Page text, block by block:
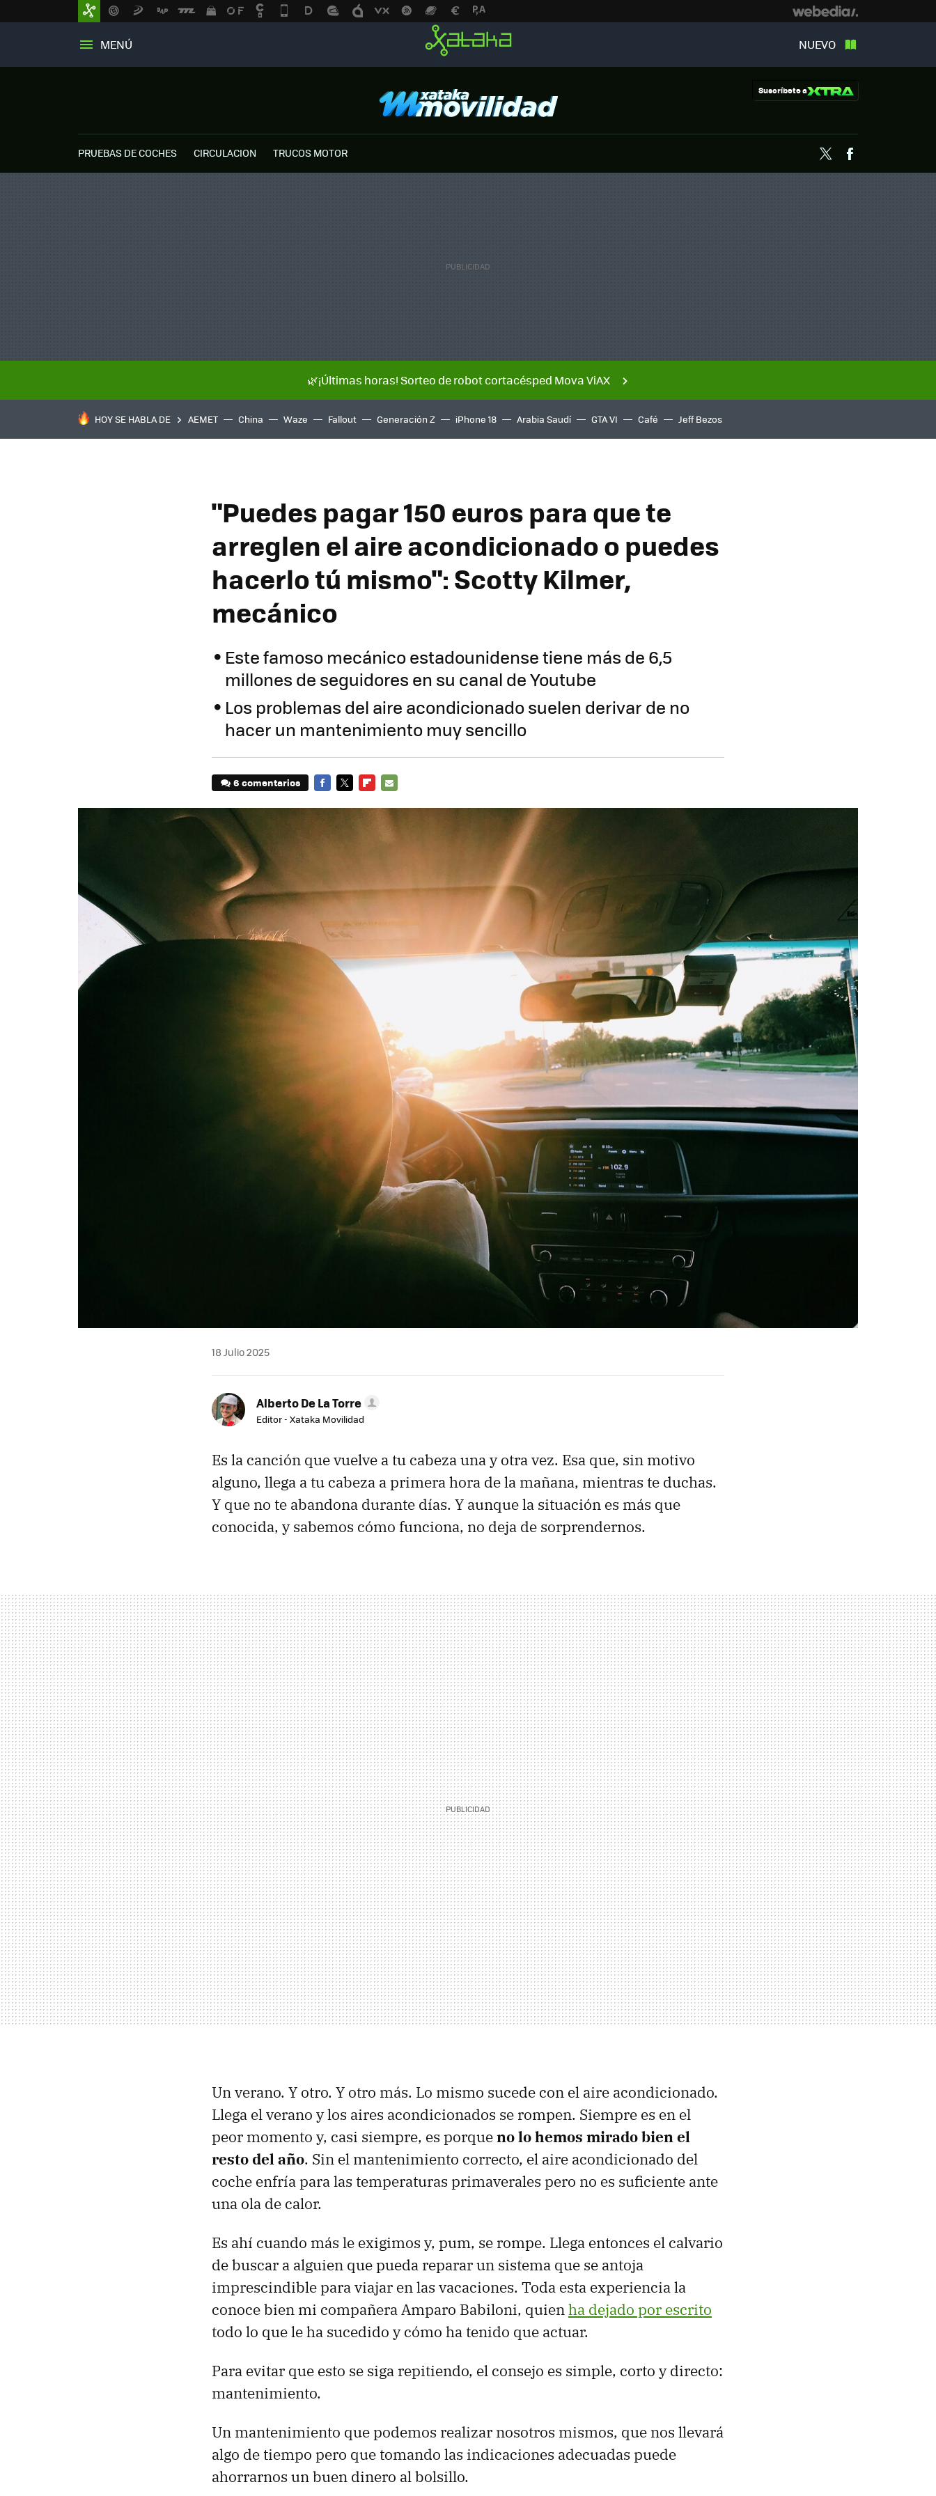
MENÚ NUEVO
Suscríbete a
PRUEBAS DE COCHES CIRCULACION TRUCOS MOTOR Twitter
🌿¡Últimas horas! Sorteo de robot cortacésped Mova ViAX
HOY SE HABLA DE AEMET China Waze Fallout Generación Z iPhone 18 Arabia Saudí GTA VI Café Jeff Bezos
"Puedes pagar 150 euros para que te
arreglen el aire acondicionado o puedes
hacerlo tú mismo": Scotty Kilmer,
mecánico
Este famoso mecánico estadounidense tiene más de 6,5
millones de seguidores en su canal de Youtube
Los problemas del aire acondicionado suelen derivar de no
hacer un mantenimiento muy sencillo
6 comentarios
MAIL
18 Julio 2025
Alberto De La Torre
Editor - Xataka Movilidad
Es la canción que vuelve a tu cabeza una y otra vez. Esa que, sin motivo
alguno, llega a tu cabeza a primera hora de la mañana, mientras te duchas.
Y que no te abandona durante días. Y aunque la situación es más que
conocida, y sabemos cómo funciona, no deja de sorprendernos.
Un verano. Y otro. Y otro más. Lo mismo sucede con el aire acondicionado.
Llega el verano y los aires acondicionados se rompen. Siempre es en el
peor momento y, casi siempre, es porqueno lo hemos mirado bien el
resto del año. Sin el mantenimiento correcto, el aire acondicionado del
coche enfría para las temperaturas primaverales pero no es suficiente ante
una ola de calor.
Es ahí cuando más le exigimos y, pum, se rompe. Llega entonces el calvario
de buscar a alguien que pueda reparar un sistema que se antoja
imprescindible para viajar en las vacaciones. Toda esta experiencia la
conoce bien mi compañera Amparo Babiloni, quienha dejado por escrito
todo lo que le ha sucedido y cómo ha tenido que actuar.
Para evitar que esto se siga repitiendo, el consejo es simple, corto y directo:
mantenimiento.
Un mantenimiento que podemos realizar nosotros mismos, que nos llevará
algo de tiempo pero que tomando las indicaciones adecuadas puede
ahorrarnos un buen dinero al bolsillo.